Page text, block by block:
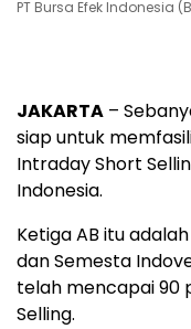
PT Bursa Efek Indonesia
JAKARTA –
siap untuk
Intraday Short
Indonesia.
Ketiga AB itu
dan Semesta
telah mencapai 90
Selling.